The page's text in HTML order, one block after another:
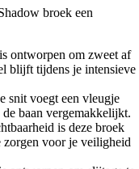
broek een
ontworpen om zweet af
blijft tijdens je intensieve
snit voegt een vleugje
baan vergemakkelijkt.
is deze broek
zorgen voor je veiligheid